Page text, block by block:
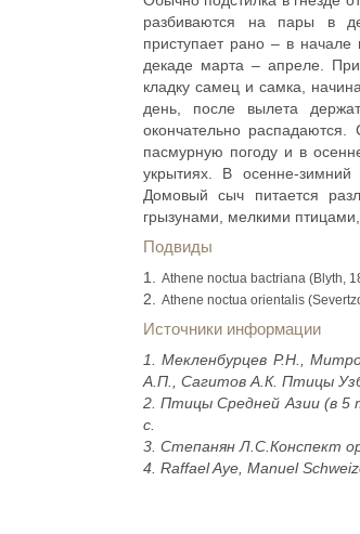
разбиваются на пары в
приступает рано – в
декаде марта – апреле.
кладку самец и самка,
день, после вылета
окончательно
пасмурную погоду и в
укрытиях. В осенне-
Домовый сыч питается
грызунами, мелкими
Подвиды
Athene noctua bactriana (Blyth,
Athene noctua orientalis
Источники информации
1. Мекленбурцев Р.Н.,
А.П., Сагитов А.К. Птицы
2. Птицы Средней Азии (в
с.
3. Степанян Л.С.Конспект
4. Raffael Aye, Manuel